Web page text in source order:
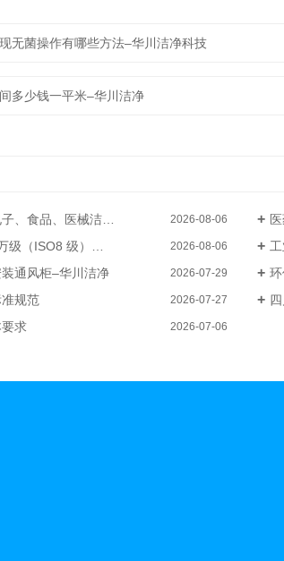
无菌操作有哪些方法–华川洁净科技
多少钱一平米–华川洁净
洁净厂房整体装修–华川洁净 2026-08-06
医
洁净无尘车间装修成本差异
2026-08-06
通风柜–华川洁净
2026-07-29
规范
2026-07-27
求
2026-07-06